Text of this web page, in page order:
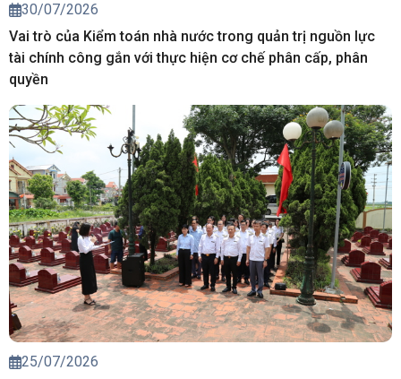
30/07/2026
Vai trò của Kiểm toán nhà nước trong quản trị nguồn lực
tài chính công gắn với thực hiện cơ chế phân cấp, phân
quyền
25/07/2026